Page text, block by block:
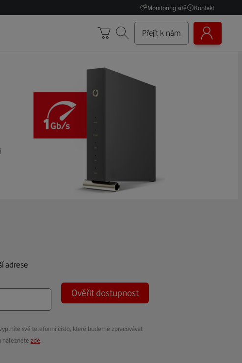
Monitoring sítě Kontakt
Přejít k nám
adrese
Ověřit dostupnost
své telefonní číslo, které budeme zpracovávat
naleznete zde